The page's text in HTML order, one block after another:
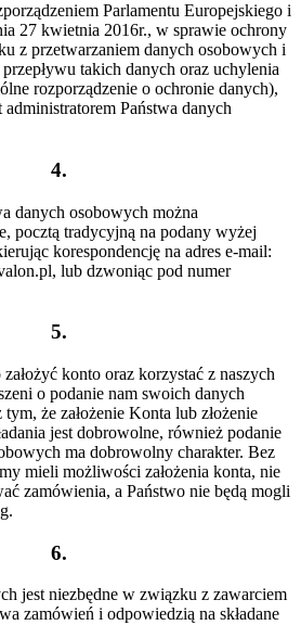
Parlamentu Europejskiego i
27 kwietnia 2016r., w sprawie ochrony
z przetwarzaniem danych osobowych i
takich danych oraz uchylenia
rozporządzenie o ochronie danych),
Państwa danych
4.
danych osobowych można
pocztą tradycyjną na podany wyżej
korespondencję na adres e-mail:
lub dzwoniąc pod numer
5.
konto oraz korzystać z naszych
o podanie nam swoich danych
że założenie Konta lub złożenie
jest dobrowolne, również podanie
ma dobrowolny charakter. Bez
mieli możliwości założenia konta, nie
zamówienia, a Państwo nie będą mogli
6.
jest niezbędne w związku z zawarciem
zamówień i odpowiedzią na składane